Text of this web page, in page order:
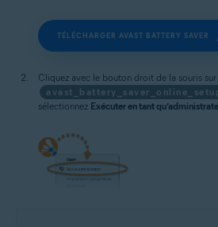
TÉLÉCHARGER AVAST BATTERY SAVER
Cliquez avec le bouton droit de la souris
sélectionnez Exécuter en tant